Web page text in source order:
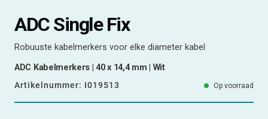
ADC Single Fix
Robuuste kabelmerkers voor elke diameter kabel
ADC Kabelmerkers | 40 x 14,4 mm | Wit
Artikelnummer: I019513 Op voorraad